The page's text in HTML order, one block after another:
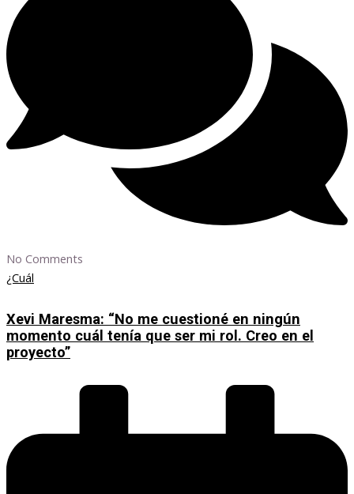
No Comments
¿Cuál
Xevi Maresma: “No me cuestioné en ningún
momento cuál tenía que ser mi rol. Creo en el
proyecto”